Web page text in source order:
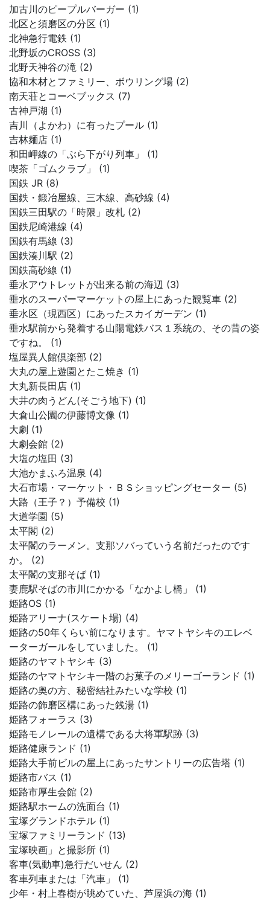
加古川のピープルバーガー (1)
北区と須磨区の分区 (1)
北神急行電鉄 (1)
北野坂のCROSS (3)
北野天神谷の滝 (2)
協和木材とファミリー、ボウリング場 (2)
南天荘とコーベブックス (7)
古神戸湖 (1)
吉川（よかわ）に有ったプール (1)
吉林麺店 (1)
和田岬線の「ぶら下がり列車」 (1)
喫茶「ゴムクラブ」 (1)
国鉄 JR (8)
国鉄・鍛冶屋線、三木線、高砂線 (4)
国鉄三田駅の「時限」改札 (2)
国鉄尼崎港線 (4)
国鉄有馬線 (3)
国鉄湊川駅 (2)
国鉄高砂線 (1)
垂水アウトレットが出来る前の海辺 (3)
垂水のスーパーマーケットの屋上にあった観覧車 (2)
垂水区（現西区）にあったスカイガーデン (1)
垂水駅前から発着する山陽電鉄バス１系統の、その昔の姿
ですね。 (1)
塩屋異人館倶楽部 (2)
大丸の屋上遊園とたこ焼き (1)
大丸新長田店 (1)
大井の肉うどん(そごう地下) (1)
大倉山公園の伊藤博文像 (1)
大劇 (1)
大劇会館 (2)
大塩の塩田 (3)
大池かまふろ温泉 (4)
大石市場・マーケット・ＢＳショッピングセーター (5)
大路（王子？）予備校 (1)
大道学園 (5)
太平閣 (2)
太平閣のラーメン。支那ソバっていう名前だったのです
か。 (2)
太平閣の支那そば (1)
妻鹿駅そばの市川にかかる「なかよし橋」 (1)
姫路OS (1)
姫路アリーナ(スケート場) (4)
姫路の50年くらい前になります。ヤマトヤシキのエレベ
ーターガールをしていました。 (1)
姫路のヤマトヤシキ (3)
姫路のヤマトヤシキ一階のお菓子のメリーゴーランド (1)
姫路の奥の方、秘密結社みたいな学校 (1)
姫路の飾磨区構にあった銭湯 (1)
姫路フォーラス (3)
姫路モノレールの遺構である大将軍駅跡 (3)
姫路健康ランド (1)
姫路大手前ビルの屋上にあったサントリーの広告塔 (1)
姫路市バス (1)
姫路市厚生会館 (2)
姫路駅ホームの洗面台 (1)
宝塚グランドホテル (1)
宝塚ファミリーランド (13)
宝塚映画」と撮影所 (1)
客車(気動車)急行だいせん (2)
客車列車または「汽車」 (1)
少年・村上春樹が眺めていた、芦屋浜の海 (1)